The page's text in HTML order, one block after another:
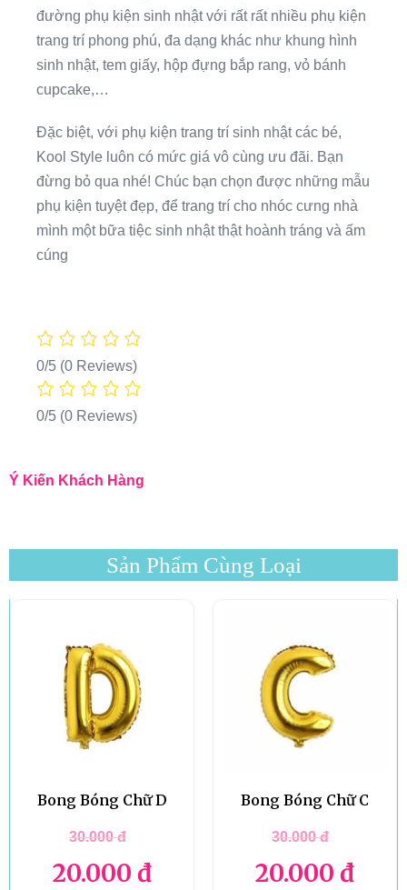
đường phụ kiện sinh nhật với rất rất nhiều phụ kiện
trang trí phong phú, đa dạng khác như khung hình
sinh nhật, tem giấy, hộp đựng bắp rang, vỏ bánh
cupcake,…
Đặc biệt, với phụ kiện trang trí sinh nhật các bé,
Kool Style luôn có mức giá vô cùng ưu đãi. Bạn
đừng bỏ qua nhé! Chúc bạn chọn được những mẫu
phụ kiện tuyệt đẹp, để trang trí cho nhóc cưng nhà
mình một bữa tiệc sinh nhật thật hoành tráng và ấm
cúng
0/5 (0 Reviews)
0/5 (0 Reviews)
Ý Kiến Khách Hàng
Sản Phẩm Cùng Loại
Bong Bóng Chữ D
30.000đ
20.000 đ
Bong Bóng Chữ C
30.000đ
20.000 đ